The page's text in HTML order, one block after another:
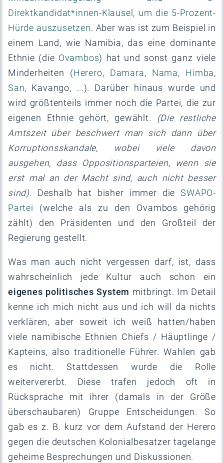
Direktkandidat*innen-Klausel, um die 5-Prozent-
Hürde auszusetzen. Aber was ist zum Beispiel in
einem Land, wie Namibia, das eine dominante
Ethnie (die Ovambos) hat und sonst ganz viele
Minderheiten ( Herero, Damara, Nama, Himba,
San, Kavango, ...). Darüber hinaus wurde und
wird größtenteils immer noch die Partei, die zur
eigenen Ethnie gehört, gewählt.
(Die restliche
Amtszeit über beschwert man sich dann über
Korruptionsskandale, wobei viele davon
ausgehen, dass Oppositionsparteien, wenn sie
erst mal an der Macht sind, auch nicht besser
sind). Deshalb hat bisher immer dieSWAPO-
Partei (welche als zu den Ovambos gehörig
zählt) den Präsidenten und den Großteil der
Regierung gestellt.
Was man auch nicht vergessen darf, ist, dass
wahrscheinlich jede Kultur auch schon ein
eigenes politisches System mitbringt. Im Detail
kenne ich mich nicht aus und ich will da nichts
verklären, aber soweit ich weiß hatten/haben
viele namibische Ethnien Chiefs / Häuptlinge /
Kapteins, also traditionelle Führer. Wahlen gab
es nicht. Stattdessen wurde die Rolle
weitervererbt. Diese trafen jedoch oft in
Rücksprache mit ihrer (damals in der Größe
überschaubaren) Gruppe Entscheidungen. So
gab es z. B. kurz vor dem Aufstand der Herero
gegen die deutschen Kolonialbesatzer tagelange
geheime Besprechungen und Diskussionen.